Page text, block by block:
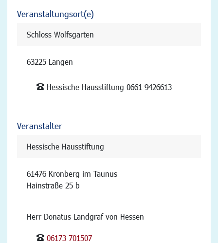
Veranstaltungsort(e)
Schloss Wolfsgarten
63225 Langen
Hessische Hausstiftung 0661 9426613
Veranstalter
Hessische Hausstiftung
61476 Kronberg im Taunus
Hainstraße 25 b
Herr Donatus Landgraf von Hessen
06173 701507